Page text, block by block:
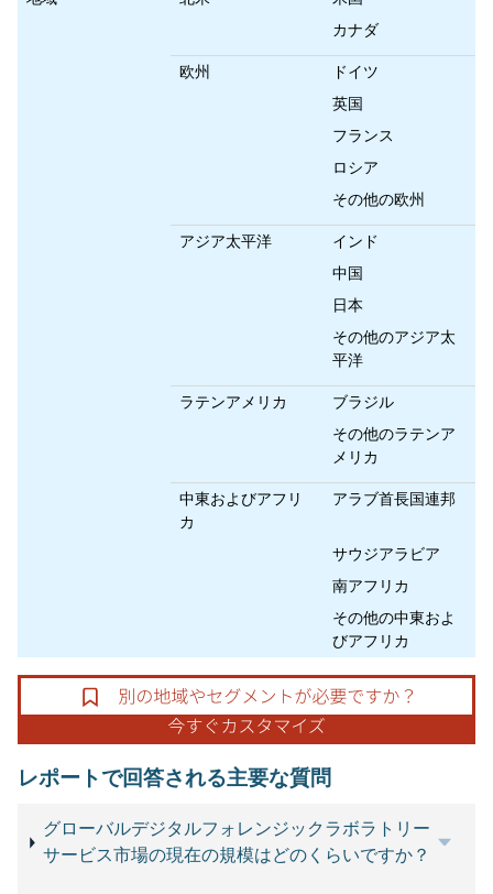
カナダ
欧州
ドイツ
英国
フランス
ロシア
その他の欧州
アジア太平洋
インド
中国
日本
その他のアジア太
平洋
ラテンアメリカ
ブラジル
その他のラテンア
メリカ
中東およびアフリ
カ
アラブ首長国連邦
サウジアラビア
南アフリカ
その他の中東およ
びアフリカ
レポートで回答される主要な質問
グローバルデジタルフォレンジックラボラトリー
サービス市場の現在の規模はどのくらいですか？